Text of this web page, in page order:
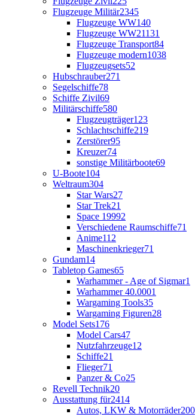
Flugzeuge Militär2345
Flugzeuge WW140
Flugzeuge WW21131
Flugzeuge Transport84
Flugzeuge modern1038
Flugzeugsets52
Hubschrauber271
Segelschiffe78
Schiffe Zivil69
Militärschiffe580
Flugzeugträger123
Schlachtschiffe219
Zerstörer95
Kreuzer74
sonstige Militärboote69
U-Boote104
Weltraum304
Star Wars27
Star Trek21
Space 19992
Verschiedene Raumschiffe71
Anime112
Maschinenkrieger71
Gundam14
Tabletop Games65
Warhammer - Age of Sigmar1
Warhammer 40.0001
Wargaming Tools35
Wargaming Figuren28
Model Sets176
Model Cars47
Nutzfahrzeuge12
Schiffe21
Flieger71
Panzer & Co25
Revell Technik20
Ausstattung für2414
Autos, LKW & Motorräder200